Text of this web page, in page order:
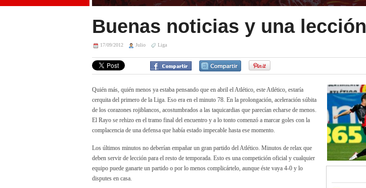
Buenas noticias y una lección
17/09/2012 Julio Liga
Quién más, quién menos ya estaba pensando que en abril el Atlético, este Atlético, estaría
cerquita del primero de la Liga. Eso era en el minuto 78. En la prolongación, aceleración súbita
de los corazones rojiblancos, acostumbrados a las taquicardias que parecían echarse de menos.
El Rayo se rehizo en el tramo final del encuentro y a lo tonto comenzó a marcar goles con la
complacencia de una defensa que había estado impecable hasta ese momento.
Los últimos minutos no deberían empañar un gran partido del Atlético. Minutos de relax que
deben servir de lección para el resto de temporada. Esto es una competición oficial y cualquier
equipo puede ganarte un partido o por lo menos complicártelo, aunque éste vaya 4-0 y lo
disputes en casa.